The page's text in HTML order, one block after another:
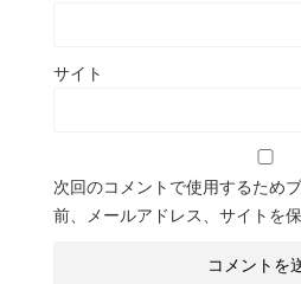
サイト
次回のコメントで使用するため
前、メールアドレス、サイトを保